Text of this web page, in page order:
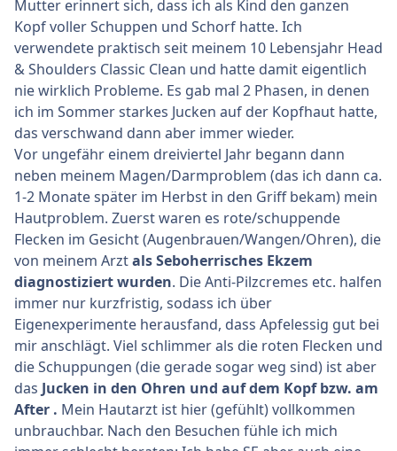
Mutter erinnert sich, dass ich als Kind den ganzen
Kopf voller Schuppen und Schorf hatte. Ich
verwendete praktisch seit meinem 10 Lebensjahr Head
& Shoulders Classic Clean und hatte damit eigentlich
nie wirklich Probleme. Es gab mal 2 Phasen, in denen
ich im Sommer starkes Jucken auf der Kopfhaut hatte,
das verschwand dann aber immer wieder.
Vor ungefähr einem dreiviertel Jahr begann dann
neben meinem Magen/Darmproblem (das ich dann ca.
1-2 Monate später im Herbst in den Griff bekam) mein
Hautproblem. Zuerst waren es rote/schuppende
Flecken im Gesicht (Augenbrauen/Wangen/Ohren), die
von meinem Arztals Seboherrisches Ekzem
diagnostiziert wurden. Die Anti-Pilzcremes etc. halfen
immer nur kurzfristig, sodass ich über
Eigenexperimente herausfand, dass Apfelessig gut bei
mir anschlägt. Viel schlimmer als die roten Flecken und
die Schuppungen (die gerade sogar weg sind) ist aber
das Jucken in den Ohren und auf dem Kopf bzw. am
After . Mein Hautarzt ist hier (gefühlt) vollkommen
unbrauchbar. Nach den Besuchen fühle ich mich